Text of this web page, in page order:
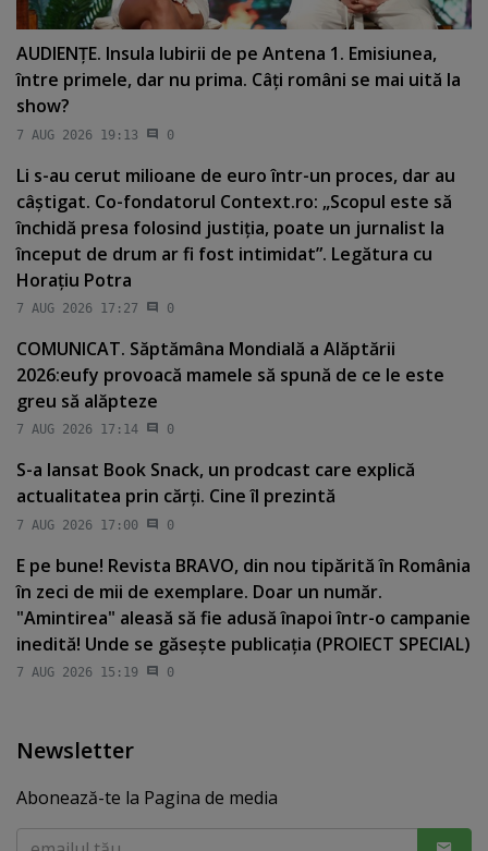
AUDIENŢE. Insula Iubirii de pe Antena 1. Emisiunea,
între primele, dar nu prima. Câţi români se mai uită la
show?
7 AUG 2026 19:13 0
Li s-au cerut milioane de euro într-un proces, dar au
câştigat. Co-fondatorul Context.ro: „Scopul este să
închidă presa folosind justiţia, poate un jurnalist la
început de drum ar fi fost intimidat”. Legătura cu
Horaţiu Potra
7 AUG 2026 17:27 0
COMUNICAT. Săptămâna Mondială a Alăptării
2026:eufy provoacă mamele să spună de ce le este
greu să alăpteze
7 AUG 2026 17:14 0
S-a lansat Book Snack, un prodcast care explică
actualitatea prin cărţi. Cine îl prezintă
7 AUG 2026 17:00 0
E pe bune! Revista BRAVO, din nou tipărită în România
în zeci de mii de exemplare. Doar un număr.
"Amintirea" aleasă să fie adusă înapoi într-o campanie
inedită! Unde se găseşte publicaţia (PROIECT SPECIAL)
7 AUG 2026 15:19 0
Newsletter
Abonează-te la Pagina de media